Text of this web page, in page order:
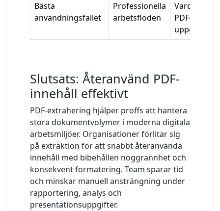
Bästa
användningsfallet
Professionella
arbetsflöden
Vardagliga
PDF-
uppgifter
Slutsats: Återanvänd PDF-
innehåll effektivt
PDF-extrahering hjälper proffs att hantera
stora dokumentvolymer i moderna digitala
arbetsmiljöer. Organisationer förlitar sig
på extraktion för att snabbt återanvända
innehåll med bibehållen noggrannhet och
konsekvent formatering. Team sparar tid
och minskar manuell ansträngning under
rapportering, analys och
presentationsuppgifter.